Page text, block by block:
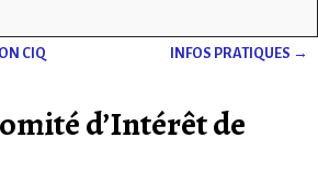
CIQ
INFOS PRATIQUES →
d’Intérêt de